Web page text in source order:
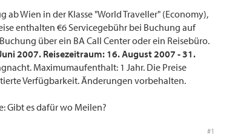
Wien in der Klasse "World Traveller" (Economy),
enthalten €6 Servicegebühr bei Buchung auf
über ein BA Call Center oder ein Reisebüro.
2007. Reisezeitraum: 16. August 2007 - 31.
Maximumaufenthalt: 1 Jahr. Die Preise
Verfügbarkeit. Änderungen vorbehalten.
Gibt es dafür wo Meilen?
#1